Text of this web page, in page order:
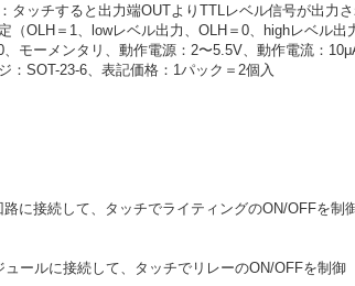
タッチすると出力端OUTよりTTLレベル信号が出力
（OLH＝1、lowレベル出力、OLH＝0、highレベル
、モーメンタリ、動作電源：2〜5.5V、動作電流：
：SOT-23-6、表記価格：1パック＝2個入
路に接続して、タッチでライティングのON/OFFを制
ュールに接続して、タッチでリレーのON/OFFを制御